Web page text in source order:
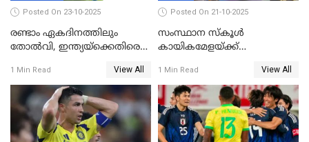
Posted On 23-10-2025
രണ്ടാം ഏകദിനത്തിലും
തോൽവി, ഇന്ത്യയ്‌ക്കെതിരെ
1 Min Read View All
Posted On 21-10-2025
സംസ്ഥാന സ്കൂൾ
കായികമേളയ്ക്ക്
ഒളിംപിക്‌സിന്റെ ഉദ്‌ഘാടനം
നിർവഹിച്ച് ധനമന്ത്രി K N
ബാലഗോപാൽ;ദീപശിഖ
തെളിയിച്ച് I M വിജയൻ
1 Min Read View All